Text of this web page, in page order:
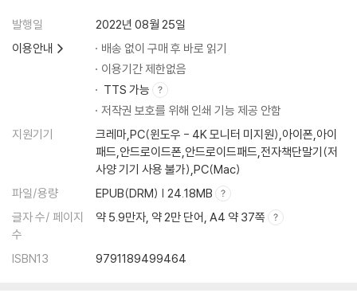
지금 하고 싶은 말 · 190
발행일
2022년 08월 25일
이용안내
배송 없이 구매 후 바로 읽기
이용기간 제한없음
TTS 가능
저작권 보호를 위해 인쇄 기능 제공 안함
지원기기
크레마,PC(윈도우 - 4K 모니터 미지원),아이폰,아이
패드,안드로이드폰,안드로이드패드,전자책단말기(저
사양 기기 사용 불가),PC(Mac)
파일/용량
EPUB(DRM) | 24.18MB
글자 수/ 페이지
수
약 5.9만자, 약 2만 단어, A4 약 37쪽
ISBN13 9791189499464